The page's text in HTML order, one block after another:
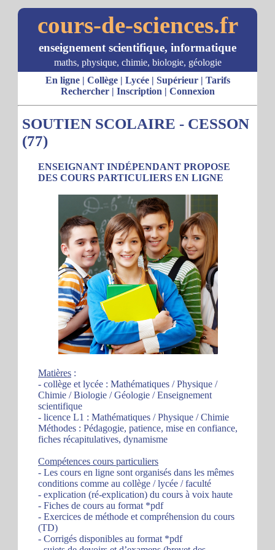
cours-de-sciences.fr
enseignement scientifique, informatique
maths, physique, chimie, biologie, géologie
En ligne| Collège| Lycée| Supérieur| Tarifs
Rechercher| Inscription | Connexion
SOUTIEN SCOLAIRE - CESSON
(77)
ENSEIGNANT INDÉPENDANT PROPOSE
DES COURS PARTICULIERS EN LIGNE
Matières :
- collège et lycée : Mathématiques / Physique /
Chimie / Biologie / Géologie / Enseignement
scientifique
- licence L1 : Mathématiques / Physique / Chimie
Méthodes : Pédagogie, patience, mise en confiance,
fiches récapitulatives, dynamisme
Compétences cours particuliers
- Les cours en ligne sont organisés dans les mêmes
conditions comme au collège / lycée / faculté
- explication (ré-explication) du cours à voix haute
- Fiches de cours au format *pdf
- Exercices de méthode et compréhension du cours
(TD)
- Corrigés disponibles au format *pdf